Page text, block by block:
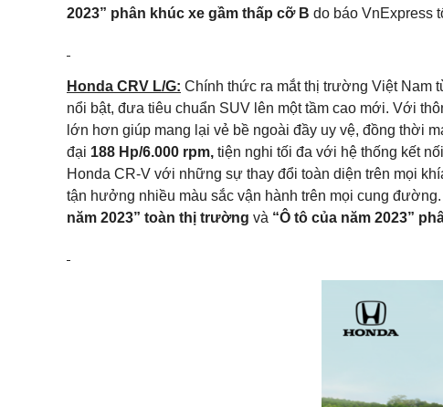
2023” phân khúc xe gầm thấp cỡ B do báo VnExpress
Honda CRV L/G: Chính thức ra mắt thị trường Việt Nam
nổi bật, đưa tiêu chuẩn SUV lên một tầm cao mới. Với
lớn hơn giúp mang lại vẻ bề ngoài đầy uy vệ, đồng thời
đại 188 Hp/6.000 rpm, tiện nghi tối đa với hệ thống kết
Honda CR-V với những sự thay đổi toàn diện trên mọi
tận hưởng nhiều màu sắc vận hành trên mọi cung
năm 2023” toàn thị trường và “Ô tô của năm 2023”